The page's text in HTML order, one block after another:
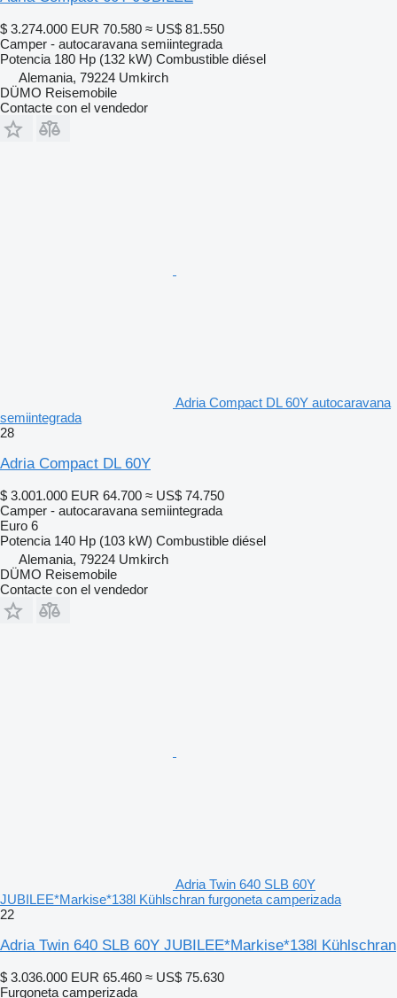
$ 3.274.000 EUR 70.580 ≈ US$ 81.550
Camper - autocaravana semiintegrada
Potencia 180 Hp (132 kW) Combustible diésel
Alemania, 79224 Umkirch
DÜMO Reisemobile
Contacte con el vendedor
Adria Compact DL 60Y autocaravana
semiintegrada
28
Adria Compact DL 60Y
$ 3.001.000 EUR 64.700 ≈ US$ 74.750
Camper - autocaravana semiintegrada
Euro 6
Potencia 140 Hp (103 kW) Combustible diésel
Alemania, 79224 Umkirch
DÜMO Reisemobile
Contacte con el vendedor
Adria Twin 640 SLB 60Y
JUBILEE*Markise*138l Kühlschran furgoneta camperizada
22
Adria Twin 640 SLB 60Y JUBILEE*Markise*138l Kühlschran
$ 3.036.000 EUR 65.460 ≈ US$ 75.630
Furgoneta camperizada